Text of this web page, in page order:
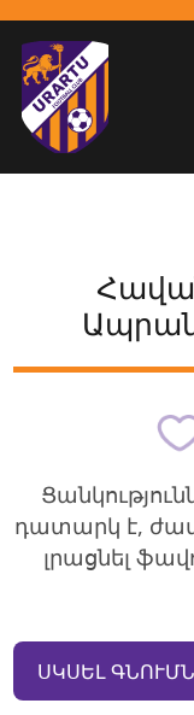
դատարկ է,
լրացնել
ՍԿՍԵԼ